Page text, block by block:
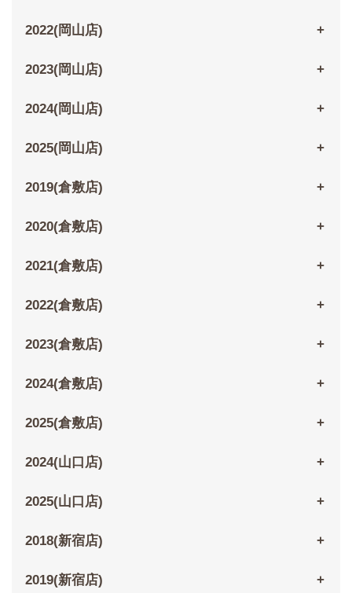
2022(岡山店)
2023(岡山店)
2024(岡山店)
2025(岡山店)
2019(倉敷店)
2020(倉敷店)
2021(倉敷店)
2022(倉敷店)
2023(倉敷店)
2024(倉敷店)
2025(倉敷店)
2024(山口店)
2025(山口店)
2018(新宿店)
2019(新宿店)